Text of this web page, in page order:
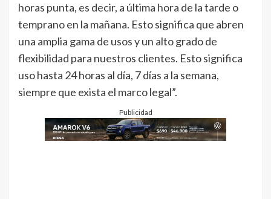
horas punta, es decir, a última hora de la tarde o
temprano en la mañana. Esto significa que abren
una amplia gama de usos y un alto grado de
flexibilidad para nuestros clientes. Esto significa
uso hasta 24 horas al día, 7 días a la semana,
siempre que exista el marco legal”.
Publicidad